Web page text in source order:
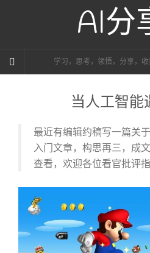
AI分
学习，思考，领悟，分享，
当人工智能
最近有编辑约稿写一篇关
入门文章，构思再三，成
查看，欢迎各位看官批评